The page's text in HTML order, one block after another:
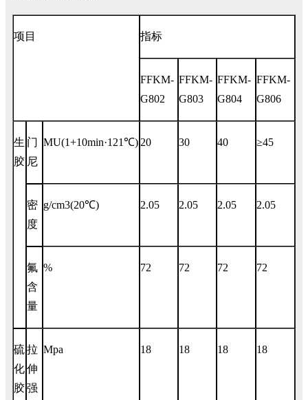
项目 指标
FFKM-
G802
FFKM-
G803
FFKM-
G804
FFKM-
G806
生
胶
门
尼
MU(1+10min·121℃) 20 30 40 ≥45
密
度
g/cm3(20℃) 2.05 2.05 2.05 2.05
氟
含
量
% 72 72 72 72
硫
化
胶
拉
伸
强
Mpa 18 18 18 18